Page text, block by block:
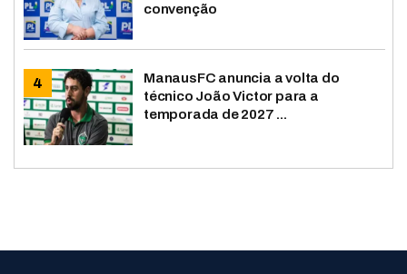
convenção
ManausFC anuncia a volta do
técnico João Victor para a
temporada de 2027 ...